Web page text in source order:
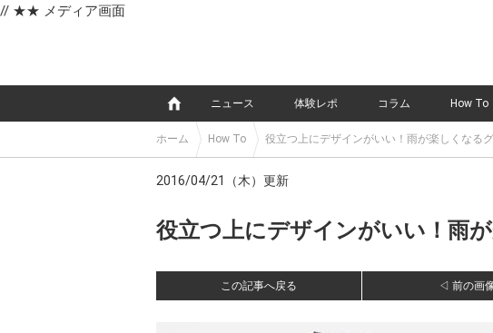
// ★★ メディア画面
ニュース 体験レポ コラム How To
ホーム How To 役立つ上にデザインがいい！雨が楽しくなる
2016/04/21（木）更新
役立つ上にデザインがいい！雨
この記事へ戻る ◁ 前の画